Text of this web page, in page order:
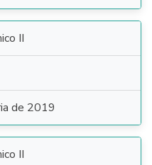
II
de 2019
II